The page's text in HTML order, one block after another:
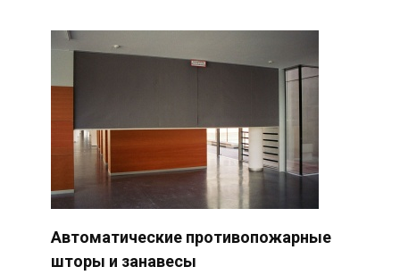
Автоматические противопожарные
шторы и занавесы